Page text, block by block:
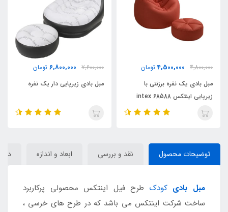
4,800,000
4,500,000 تومان
مبل بادی یک نفره برزنتی با
زیرپایی اینتکس intex 68588
7,600,000
6,800,000 تومان
مبل بادی زیرپایی دار یک نفره
توضیحات محصول نقد و بررسی ابعاد و اندازه
مبل بادی کودک طرح فیل اینتکس محصولی پرکاربرد
ساخت شرکت اینتکس می باشد که در طرح های خرسی ،